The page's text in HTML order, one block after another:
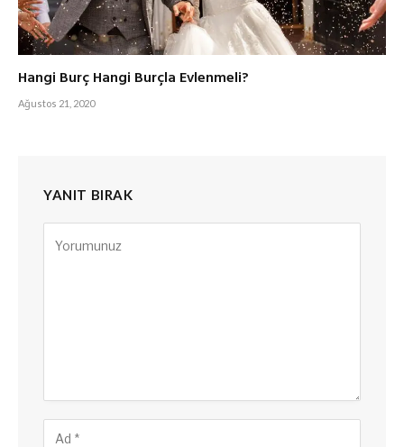
Hangi Burç Hangi Burçla Evlenmeli?
Ağustos 21, 2020
YANIT BIRAK